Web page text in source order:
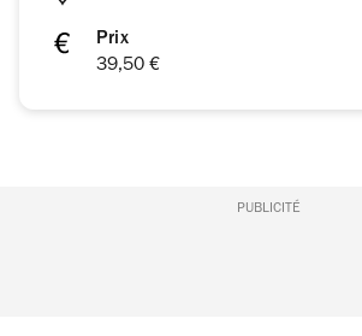
Prix
39,50 €
PUBLICITÉ